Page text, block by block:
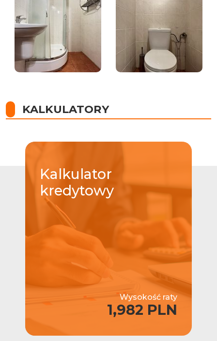
KALKULATORY
Kalkulator
kredytowy
Wysokość raty
1,982 PLN